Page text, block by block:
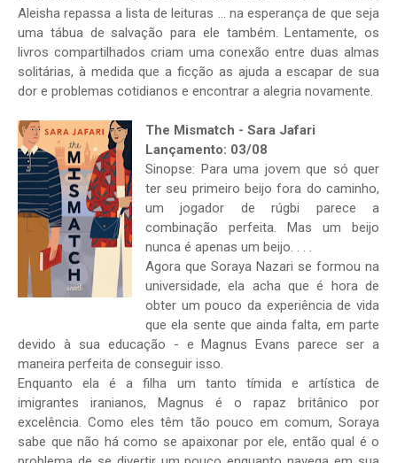
Aleisha repassa a lista de leituras ... na esperança de que seja
uma tábua de salvação para ele também. Lentamente, os
livros compartilhados criam uma conexão entre duas almas
solitárias, à medida que a ficção as ajuda a escapar de sua
dor e problemas cotidianos e encontrar a alegria novamente.
The Mismatch - Sara Jafari
Lançamento: 03/08
Sinopse: Para uma jovem que só quer
ter seu primeiro beijo fora do caminho,
um jogador de rúgbi parece a
combinação perfeita. Mas um beijo
nunca é apenas um beijo. . . .
Agora que Soraya Nazari se formou na
universidade, ela acha que é hora de
obter um pouco da experiência de vida
que ela sente que ainda falta, em parte
devido à sua educação - e Magnus Evans parece ser a
maneira perfeita de conseguir isso.
Enquanto ela é a filha um tanto tímida e artística de
imigrantes iranianos, Magnus é o rapaz britânico por
excelência. Como eles têm tão pouco em comum, Soraya
sabe que não há como se apaixonar por ele, então qual é o